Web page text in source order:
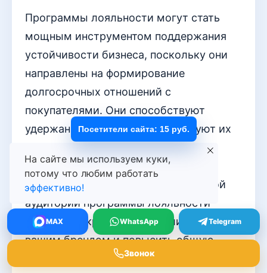
Программы лояльности могут стать
мощным инструментом поддержания
устойчивости бизнеса, поскольку они
направлены на формирование
долгосрочных отношений с
покупателями. Они способствуют
удержанию клиентов и мотивируют их
покупками. Разработанные с
ориентацией на потребности целевой
аудитории программы лояльности
способны укрепить связь клиента с
вашим брендом и повысить общую
удовлетворенность от взаимодействия.
На сайте мы используем куки,
потому что любим работать
эффективно!
MAX WhatsApp Telegram
Звонок
Посетители сайта: 15 руб.